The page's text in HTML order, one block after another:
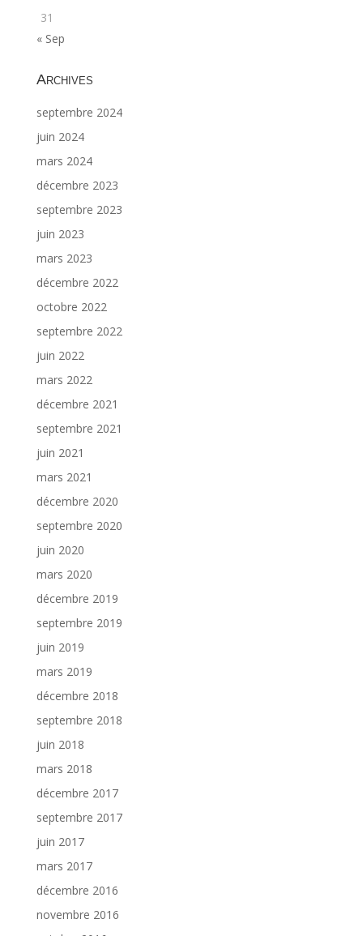
31
« Sep
Archives
septembre 2024
juin 2024
mars 2024
décembre 2023
septembre 2023
juin 2023
mars 2023
décembre 2022
octobre 2022
septembre 2022
juin 2022
mars 2022
décembre 2021
septembre 2021
juin 2021
mars 2021
décembre 2020
septembre 2020
juin 2020
mars 2020
décembre 2019
septembre 2019
juin 2019
mars 2019
décembre 2018
septembre 2018
juin 2018
mars 2018
décembre 2017
septembre 2017
juin 2017
mars 2017
décembre 2016
novembre 2016